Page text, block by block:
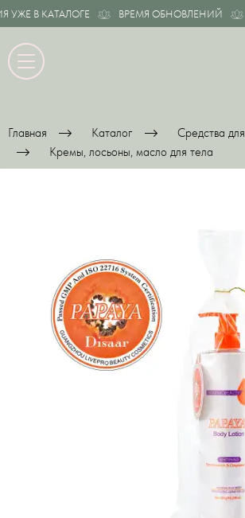
В КАТАЛОГЕ ВРЕМЯ ОБНОВЛЕНИЙ
Главная Каталог
Средства
Кремы, лосьоны, масло для тела